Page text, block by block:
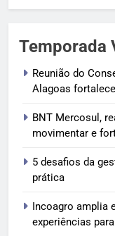
Temporada
Reunião do
Alagoas
BNT Mercosul,
movimentar e
5 desafios da
prática
Incoagro amplia
experiências